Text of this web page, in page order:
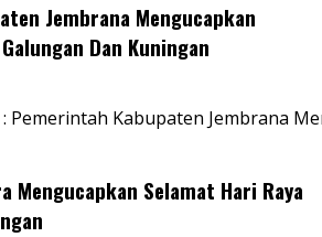
Jembrana Mengucapkan
Dan Kuningan
Pemerintah Kabupaten Jembrana
Mengucapkan Selamat Hari Raya